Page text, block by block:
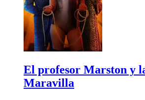
El profesor Marston y
Maravilla